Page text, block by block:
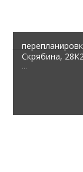
Скрябина,
...